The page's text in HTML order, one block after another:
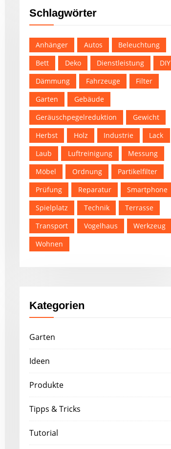
Schlagwörter
Anhänger Autos
Beleuchtung
Bett
Deko Dienstleistung
DIY
Dämmung
Fahrzeuge
Filter
Garten
Gebäude
Geräuschpegelreduktion
Gewicht
Herbst
Holz Industrie
Lack
Laub
Luftreinigung
Messung
Möbel
Ordnung
Partikelfilter
Prüfung
Reparatur
Smartphone
Spielplatz
Technik
Terrasse
Transport
Vogelhaus
Werkzeug
Wohnen
Kategorien
Garten
Ideen
Produkte
Tipps & Tricks
Tutorial